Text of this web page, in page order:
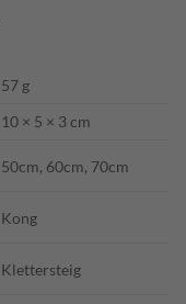
57 g
10 × 5 × 3 cm
50cm, 60cm, 70cm
Kong
Klettersteig